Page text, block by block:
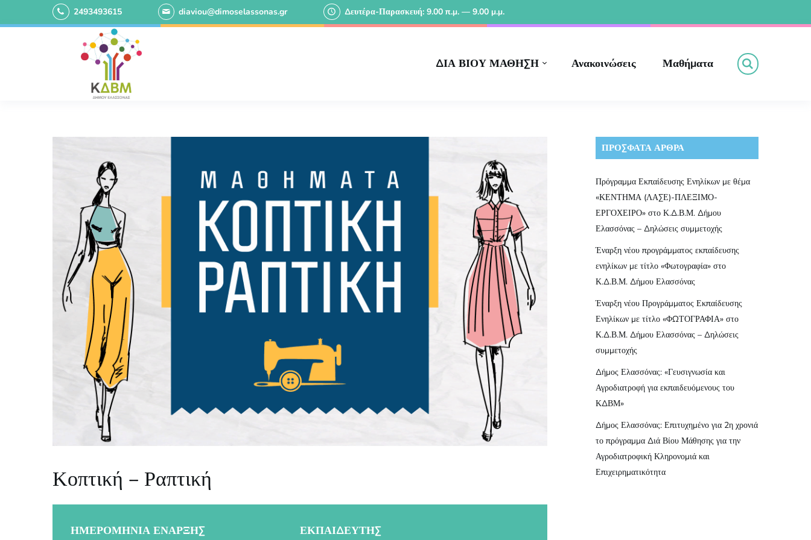
2493493615 diaviou@dimoselassonas.gr Δευτέρα-Παρασκευή: 9.00 π.μ. — 9.00 μ.μ.
ΔΙΑ ΒΙΟΥ ΜΑΘΗΣΗ Ανακοινώσεις Μαθήματα
Κοπτική – Ραπτική
ΗΜΕΡΟΜΗΝΊΑ ΈΝΑΡΞΗΣ
ΕΚΠΑΙΔΕΥΤΗΣ
ΠΡΌΣΦΑΤΑ ΆΡΘΡΑ
Πρόγραμμα Εκπαίδευσης Ενηλίκων με θέμα
«ΚΕΝΤΗΜΑ (ΛΑΣΕ)-ΠΛΕΞΙΜΟ-
ΕΡΓΟΧΕΙΡΟ» στο Κ.Δ.Β.Μ. Δήμου
Ελασσόνας – Δηλώσεις συμμετοχής
Έναρξη νέου προγράμματος εκπαίδευσης
ενηλίκων με τίτλο «Φωτογραφία» στο
Κ.Δ.Β.Μ. Δήμου Ελασσόνας
Έναρξη νέου Προγράμματος Εκπαίδευσης
Ενηλίκων με τίτλο «ΦΩΤΟΓΡΑΦΙΑ» στο
Κ.Δ.Β.Μ. Δήμου Ελασσόνας – Δηλώσεις
συμμετοχής
Δήμος Ελασσόνας: «Γευσιγνωσία και
Αγροδιατροφή για εκπαιδευόμενους του
ΚΔΒΜ»
Δήμος Ελασσόνας: Επιτυχημένο για 2η χρονιά
το πρόγραμμα Διά Βίου Μάθησης για την
Αγροδιατροφική Κληρονομιά και
Επιχειρηματικότητα